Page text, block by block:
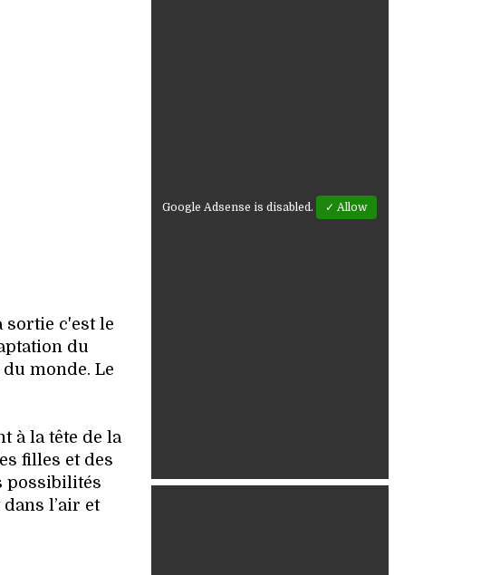
sortie c'est le
du
monde. Le
à la tête de la
filles et des
possibilités
l’air et
Google Adsense is disabled. ✓ Allow